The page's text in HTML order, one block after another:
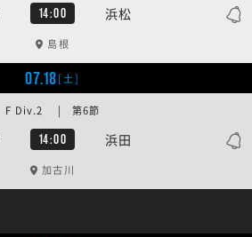
14:00 浜松
島根
07.18[土]
14:00 浜田
F Div.2 | 第6節
加古川